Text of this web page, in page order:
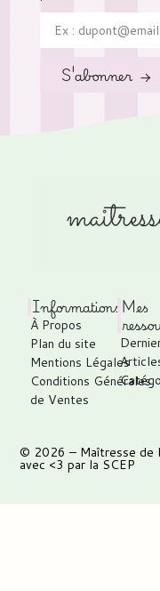
S'abonner →
Informations
À Propos
Plan du site
Mentions Légales
Conditions Générales
de Ventes
Mes
© 2026 – Maîtresse de
avec <3 par la SCEP